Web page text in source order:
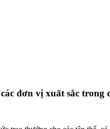
đơn vị xuất sắc trong